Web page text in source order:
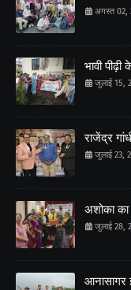
अगस्त 02,
भावी
जुलाई 15,
राजेंद्र
जुलाई 23,
अशोका का
जुलाई 28,
आनासागर